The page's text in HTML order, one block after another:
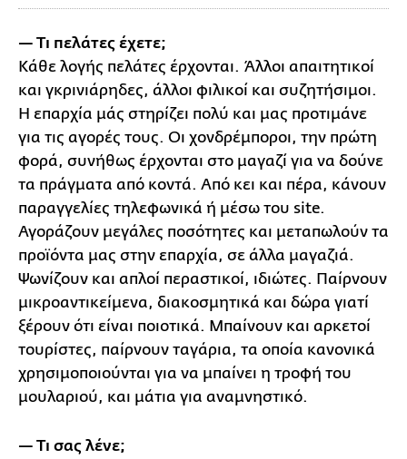
— Τι πελάτες έχετε;
Κάθε λογής πελάτες έρχονται. Άλλοι απαιτητικοί
και γκρινιάρηδες, άλλοι φιλικοί και συζητήσιμοι.
Η επαρχία μάς στηρίζει πολύ και μας προτιμάνε
για τις αγορές τους. Οι χονδρέμποροι, την πρώτη
φορά, συνήθως έρχονται στο μαγαζί για να δούνε
τα πράγματα από κοντά. Από κει και πέρα, κάνουν
παραγγελίες τηλεφωνικά ή μέσω του site.
Αγοράζουν μεγάλες ποσότητες και μεταπωλούν τα
προϊόντα μας στην επαρχία, σε άλλα μαγαζιά.
Ψωνίζουν και απλοί περαστικοί, ιδιώτες. Παίρνουν
μικροαντικείμενα, διακοσμητικά και δώρα γιατί
ξέρουν ότι είναι ποιοτικά. Μπαίνουν και αρκετοί
τουρίστες, παίρνουν ταγάρια, τα οποία κανονικά
χρησιμοποιούνται για να μπαίνει η τροφή του
μουλαριού, και μάτια για αναμνηστικό.
— Τι σας λένε;